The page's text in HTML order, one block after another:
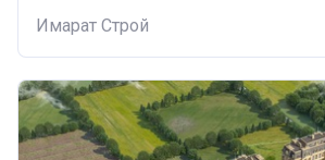
Имарат Строй